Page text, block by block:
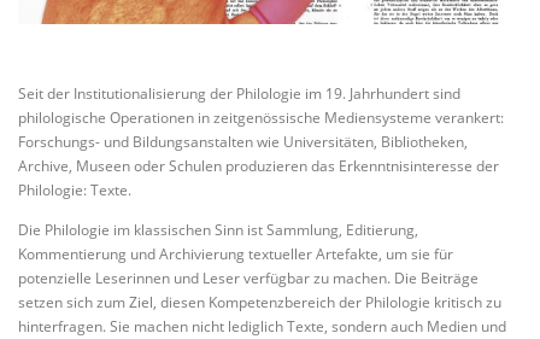
Seit der Institutionalisierung der Philologie im 19. Jahrhundert sind
philologische Operationen in zeitgenössische Mediensysteme verankert:
Forschungs- und Bildungsanstalten wie Universitäten, Bibliotheken,
Archive, Museen oder Schulen produzieren das Erkenntnisinteresse der
Philologie: Texte.
Die Philologie im klassischen Sinn ist Sammlung, Editierung,
Kommentierung und Archivierung textueller Artefakte, um sie für
potenzielle Leserinnen und Leser verfügbar zu machen. Die Beiträge
setzen sich zum Ziel, diesen Kompetenzbereich der Philologie kritisch zu
hinterfragen. Sie machen nicht lediglich Texte, sondern auch Medien und